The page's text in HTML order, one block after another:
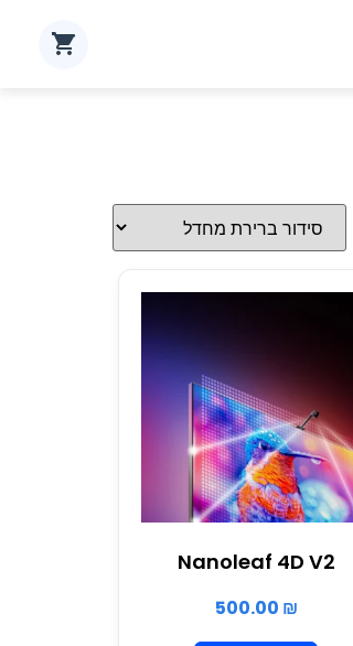
Nanoleaf 4D V2
500.00 ₪